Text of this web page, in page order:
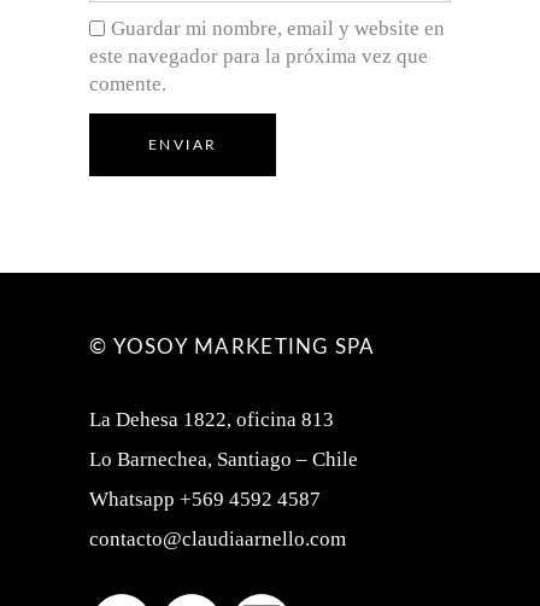
Guardar mi nombre, email y website en
este navegador para la próxima vez que
comente.
ENVIAR
© YOSOY MARKETING SPA
La Dehesa 1822, oficina 813
Lo Barnechea, Santiago – Chile
Whatsapp +569 4592 4587
contacto@claudiaarnello.com